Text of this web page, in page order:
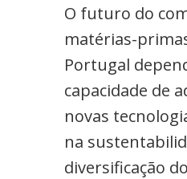
O futuro do
matérias-
Portugal
capacidade de
novas
na
diversificação